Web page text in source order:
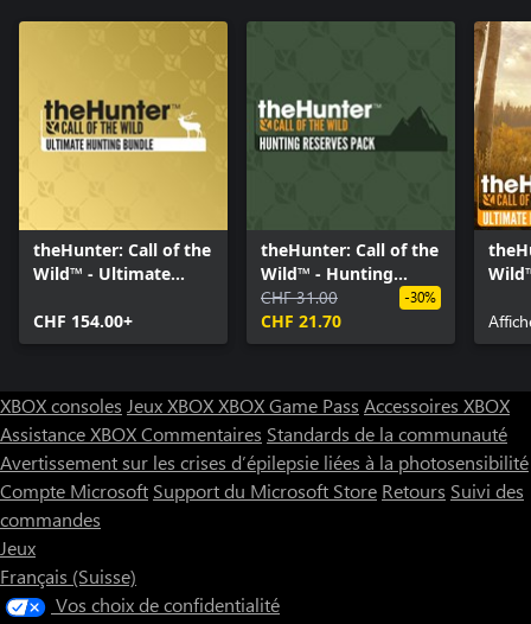
theHunter: Call of the
Wild™ - Ultimate
CHF 154.00+
theHunter: Call of the
Wild™ - Hunting
Reserves Pack
CHF 31.00
CHF 21.70
-30%
XBOX consoles Jeux XBOXXBOX Game Pass Accessoires XBOX
Assistance XBOXCommentaires Standards de la communauté
Avertissement sur les crises d’épilepsie liées à la photosensibilité
Compte Microsoft Support du Microsoft Store Retours Suivi des
commandes
Jeux
Français (Suisse)
Vos choix de confidentialité